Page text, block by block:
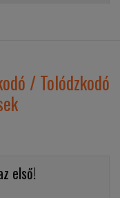
/ Tolódzkodó
első!